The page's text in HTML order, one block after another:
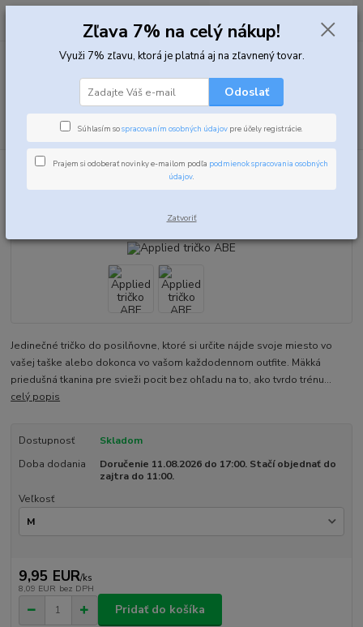
Hľadať
0,00 EUR
Oblečenie Applied tričko ABE
Jedinečné tričko do posilňovne, ktoré si určite nájde svoje miesto vo
vašej taške alebo dokonca vo vašom každodennom outfite. Mäkká
priedušná tkanina pre svieži pocit bez ohľadu na to, ako tvrdo trénu...
celý popis
Dostupnosť
Skladom
Doba dodania
Doručenie 11.08.2026 do 17:00. Stačí objednať do
zajtra do 11:00.
Veľkosť
9,95 EUR/ks
8,09 EUR bez DPH
Pridať do košíka
Zľava 7% na celý nákup!
Využi 7% zľavu, ktorá je platná aj na zľavnený tovar.
Odoslať
Súhlasím sospracovaním osobných údajov pre účely registrácie.
Prajem si odoberať novinky e-mailom podľa podmienok spracovania osobných
údajov.
Zatvoriť